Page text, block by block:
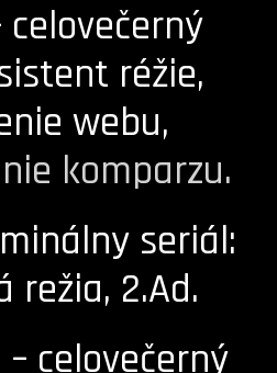
celovečerný
réžie,
webu,
komparzu.
seriál:
režia, 2.Ad.
celovečerný